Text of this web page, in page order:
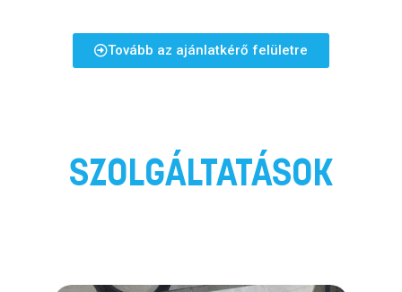
Tovább az ajánlatkérő felületre
SZOLGÁLTATÁSOK